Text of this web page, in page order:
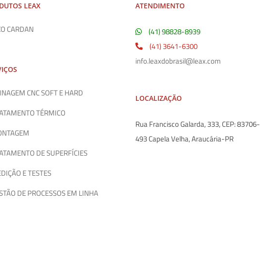
LEAX
CARDAN
CNC SOFT E HARD
TÉRMICO
DE SUPERFÍCIES
E TESTES
DE PROCESSOS EM LINHA
ATENDIMENTO
(41) 98828-8939
(41) 3641-6300
info.leaxdobrasil@leax.com
LOCALIZAÇÃO
Rua Francisco Galarda, 333, CEP: 83706-
493 Capela Velha, Araucária-PR